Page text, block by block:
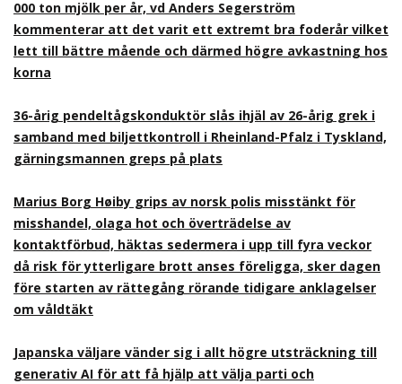
000 ton mjölk per år, vd Anders Segerström
kommenterar att det varit ett extremt bra foderår vilket
lett till bättre mående och därmed högre avkastning hos
korna
36-årig pendeltågskonduktör slås ihjäl av 26-årig grek i
samband med biljettkontroll i Rheinland-Pfalz i Tyskland,
gärningsmannen greps på plats
Marius Borg Høiby grips av norsk polis misstänkt för
misshandel, olaga hot och överträdelse av
kontaktförbud, häktas sedermera i upp till fyra veckor
då risk för ytterligare brott anses föreligga, sker dagen
före starten av rättegång rörande tidigare anklagelser
om våldtäkt
Japanska väljare vänder sig i allt högre utsträckning till
generativ AI för att få hjälp att välja parti och